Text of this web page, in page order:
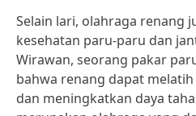
Selain lari, olahraga renang
kesehatan paru-paru dan
Wirawan, seorang pakar
bahwa renang dapat
dan meningkatkan daya